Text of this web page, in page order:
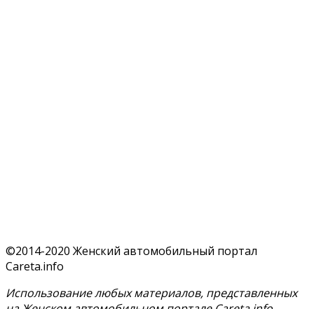
©2014-2020 Женский автомобильный портал
Careta.info
Использование любых материалов, представленных